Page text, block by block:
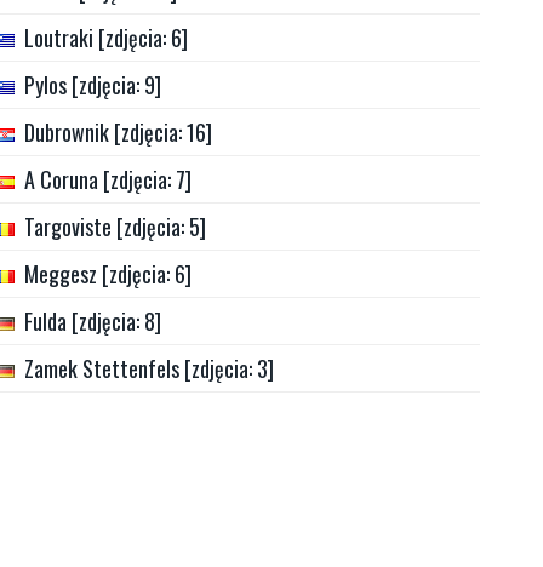
Loutraki [zdjęcia: 6]
Pylos [zdjęcia: 9]
Dubrownik [zdjęcia: 16]
A Coruna [zdjęcia: 7]
Targoviste [zdjęcia: 5]
Meggesz [zdjęcia: 6]
Fulda [zdjęcia: 8]
Zamek Stettenfels [zdjęcia: 3]